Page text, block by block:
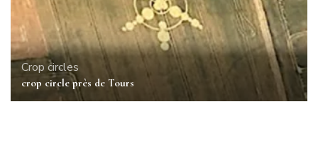
Crop circles
crop circle près de Tours